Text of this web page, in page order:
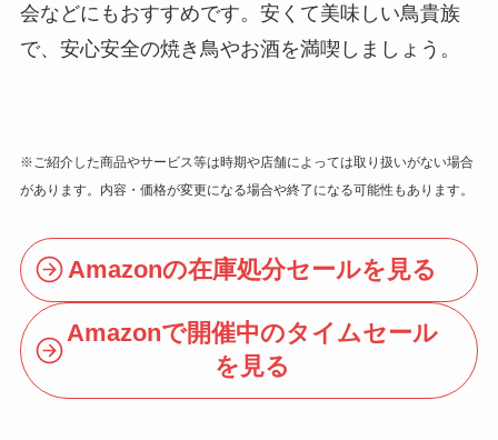
会などにもおすすめです。安くて美味しい鳥貴族
で、安心安全の焼き鳥やお酒を満喫しましょう。
※ご紹介した商品やサービス等は時期や店舗によっては取り扱いがない場合
があります。内容・価格が変更になる場合や終了になる可能性もあります。
Amazonの在庫処分セールを見る
Amazonで開催中のタイムセール
を見る